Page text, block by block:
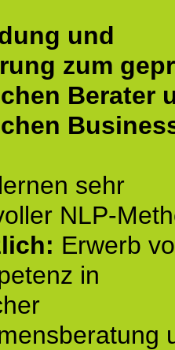
und
zum
Berater
sehr
NLP-
Erwerb
in